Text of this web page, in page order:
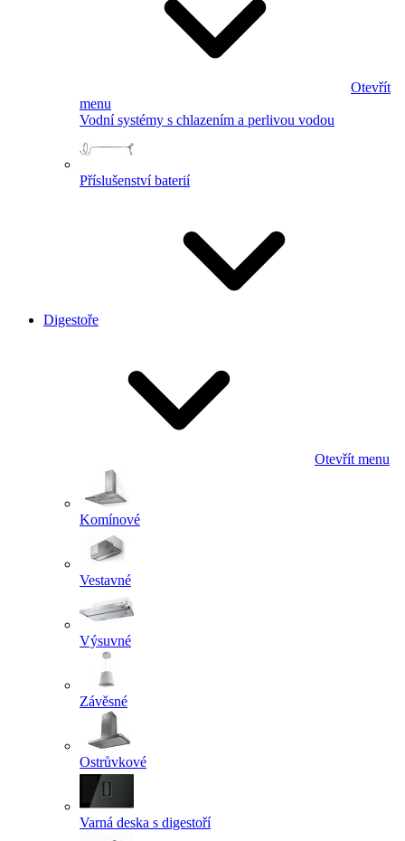
Otevřít
menu
Vodní systémy s chlazením a perlivou vodou
Příslušenství baterií
Digestoře
Otevřít menu
Komínové
Vestavné
Výsuvné
Závěsné
Ostrůvkové
Varná deska s digestoří